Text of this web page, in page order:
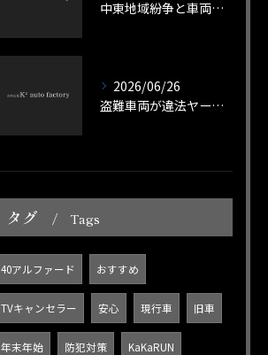
中東地域紛争と車両盗難の関係性を歴史と現在を整理して解説
2026/06/26
盗難車両が違法ヤードに流れる実態とその防止策を徹底解説
タグ Tags
40アルファード おすすめ
TVキャンセラー 安心 現行車 旧車
年末年始 防犯対策 KaKaRUN